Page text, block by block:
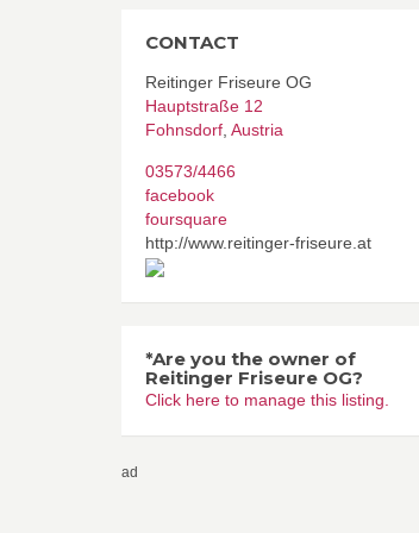
CONTACT
Reitinger Friseure OG
Hauptstraße 12
Fohnsdorf Austria
03573/4466
facebook
foursquare
http://www.reitinger-friseure.at
*Are you the owner of
Reitinger Friseure OG?
Click here to manage this listing.
ad